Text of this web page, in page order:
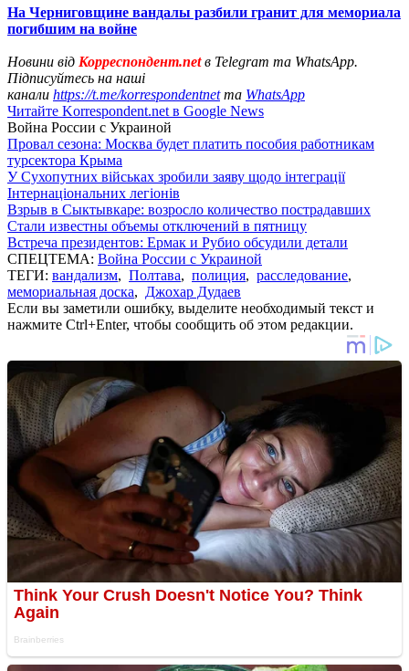
На Черниговщине вандалы разбили гранит для мемориала
погибшим на войне
Новини від Корреспондент.netв Telegram та WhatsApp.
Підписуйтесь на наші
канали https://t.me/korrespondentnetта WhatsApp
Читайте Korrespondent.net в Google News
Война России с Украиной
Провал сезона: Москва будет платить пособия работникам
турсектора Крыма
У Сухопутних військах зробили заяву щодо інтеграції
Інтернаціональних легіонів
Взрыв в Сыктывкаре: возросло количество пострадавших
Стали известны объемы отключений в пятницу
Встреча президентов: Ермак и Рубио обсудили детали
СПЕЦТЕМА: Война России с Украиной
ТЕГИ: вандализм, Полтава, полиция, расследование,
мемориальная доска, Джохар Дудаев
Если вы заметили ошибку, выделите необходимый текст и
нажмите Ctrl+Enter, чтобы сообщить об этом редакции.